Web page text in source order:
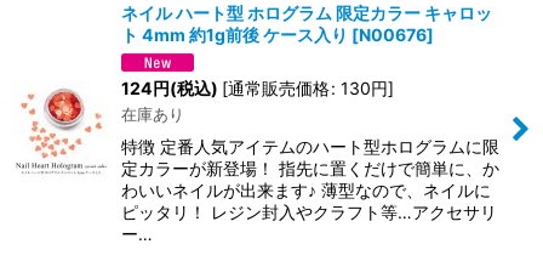
ネイル ハート型 ホログラム 限定カラー キャロッ
ト 4mm 約1g前後 ケース入り [N00676]
124円(税込) [通常販売価格: 130円]
在庫あり
特徴 定番人気アイテムのハート型ホログラムに限
定カラーが新登場！ 指先に置くだけで簡単に、か
わいいネイルが出来ます♪ 薄型なので、ネイルに
ピッタリ！ レジン封入やクラフト等…アクセサリ
ー…